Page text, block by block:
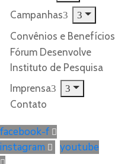
Campanhas
Convênios e Benefícios
Fórum Desenvolve
Instituto de Pesquisa
Imprensa
Contato
facebook-f
instagram
youtube